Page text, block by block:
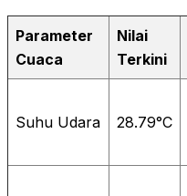
Parameter
Cuaca
Nilai
Terkini
Suhu Udara 28.79°C